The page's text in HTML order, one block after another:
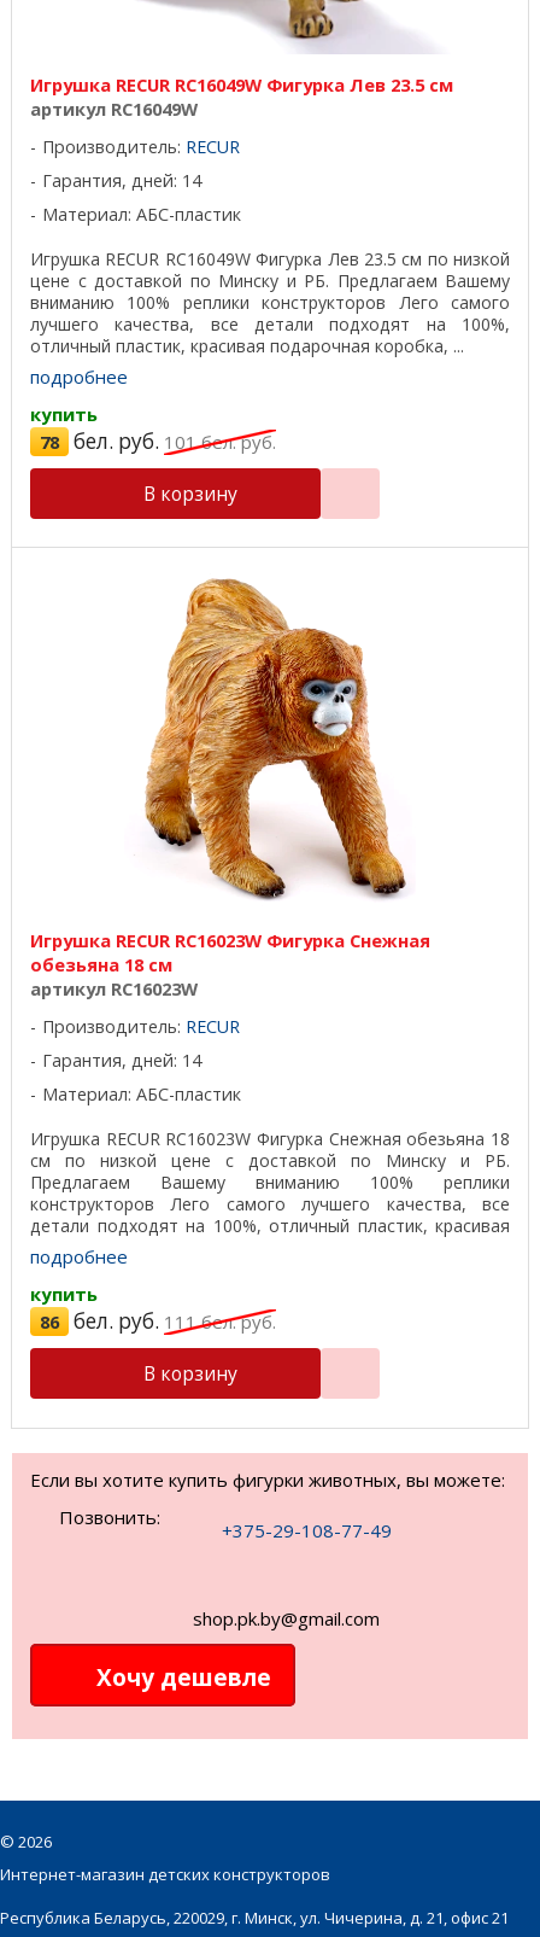
Игрушка RECUR RC16049W Фигурка Лев 23.5 см
артикул RC16049W
Производитель: RECUR
Гарантия, дней: 14
Материал: АБС-пластик
Игрушка RECUR RC16049W Фигурка Лев 23.5 см по низкой
цене с доставкой по Минску и РБ. Предлагаем Вашему
вниманию 100% реплики конструкторов Лего самого
лучшего качества, все детали подходят на 100%,
отличный пластик, красивая подарочная коробка, ...
подробнее
купить
78 бел. руб. 101бел. руб.
В корзину
Игрушка RECUR RC16023W Фигурка Снежная
обезьяна 18 см
артикул RC16023W
Производитель: RECUR
Гарантия, дней: 14
Материал: АБС-пластик
Игрушка RECUR RC16023W Фигурка Снежная обезьяна 18
см по низкой цене с доставкой по Минску и РБ.
Предлагаем Вашему вниманию 100% реплики
конструкторов Лего самого лучшего качества, все
детали подходят на 100%, отличный пластик, красивая
подарочная ...
подробнее
купить
86 бел. руб. 111бел. руб.
В корзину
Если вы хотите купить фигурки животных, вы можете:
Позвонить:
+375-29-108-77-49
shop.pk.by@gmail.com
Хочу дешевле
© 2026
Интернет-магазин детских конструкторов
Республика Беларусь, 220029, г. Минск, ул. Чичерина, д. 21, офис 21